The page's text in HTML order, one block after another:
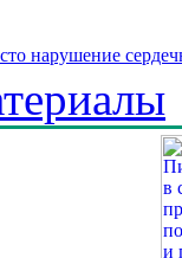
нарушение